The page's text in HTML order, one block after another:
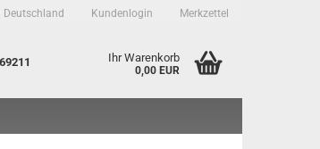
Deutschland Kundenlogin Merkzettel
Ihr Warenkorb
0,00 EUR